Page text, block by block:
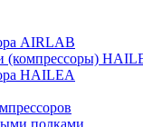
AIRLAB
(компрессоры)
HAILEA
полками